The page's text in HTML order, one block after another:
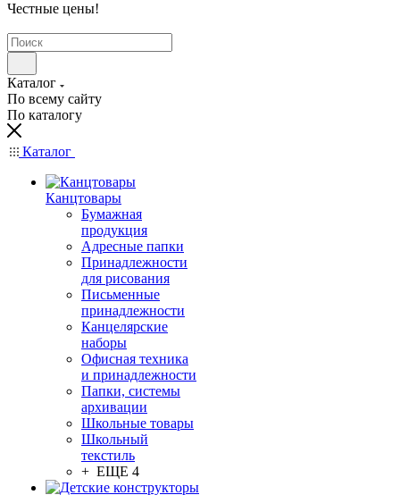
Честные цены!
Каталог
По всему сайту
По каталогу
Каталог
Канцтовары
Бумажная
продукция
Адресные папки
Принадлежности
для рисования
Письменные
принадлежности
Канцелярские
наборы
Офисная техника
и принадлежности
Папки, системы
архивации
Школьные товары
Школьный
текстиль
+ ЕЩЕ 4